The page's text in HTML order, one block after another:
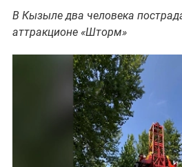
В Кызыле два человека
аттракционе «Шторм»